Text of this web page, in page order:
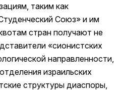
таким как
Союз» и им
стран получают не
«сионистских
направленности,
израильских
структуры диаспоры,